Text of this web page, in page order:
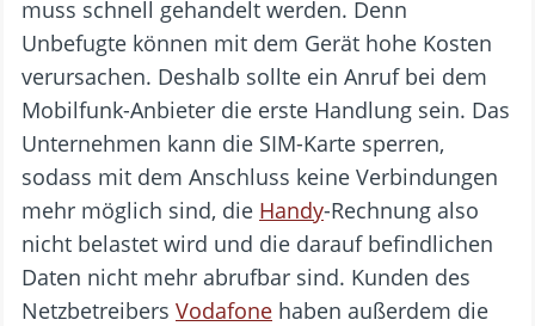
muss schnell gehandelt werden. Denn
Unbefugte können mit dem Gerät hohe Kosten
verursachen. Deshalb sollte ein Anruf bei dem
Mobilfunk-Anbieter die erste Handlung sein. Das
Unternehmen kann die SIM-Karte sperren,
sodass mit dem Anschluss keine Verbindungen
mehr möglich sind, die Handy-Rechnung also
nicht belastet wird und die darauf befindlichen
Daten nicht mehr abrufbar sind. Kunden des
Netzbetreibers Vodafone haben außerdem die